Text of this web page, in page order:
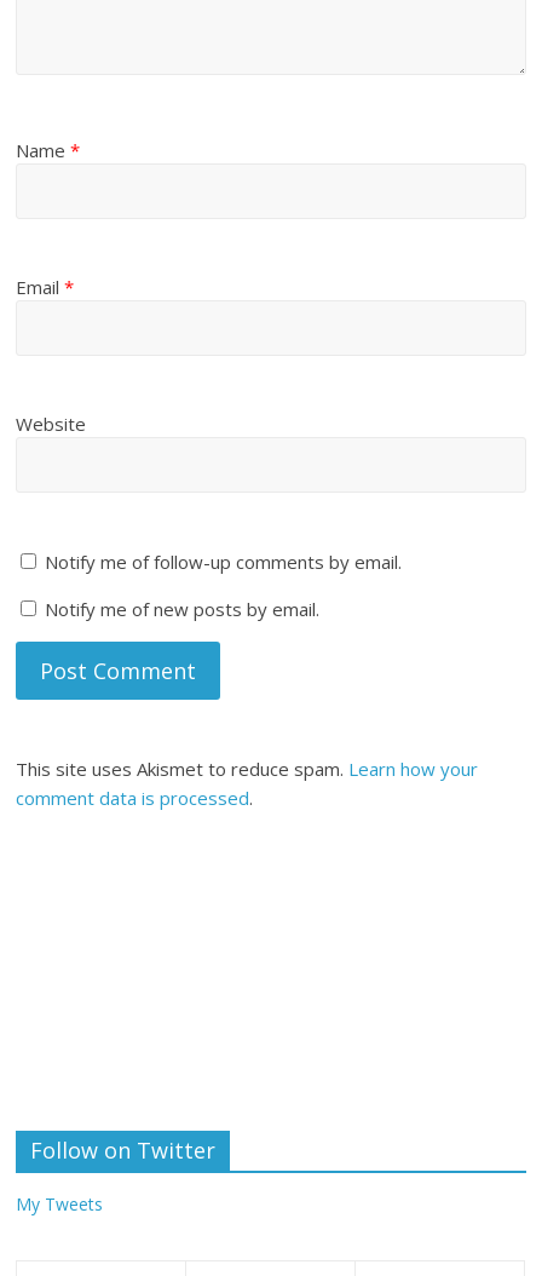
Name*
Email*
Website
Notify me of follow-up comments by email.
Notify me of new posts by email.
This site uses Akismet to reduce spam. Learn how your
comment data is processed.
Follow on Twitter
My Tweets